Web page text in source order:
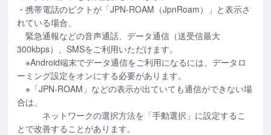
・携帯電話のピクトが「JPN-ROAM（JpnRoam）」と表示さ
れている場合、
緊急通報などの音声通話、データ通信（送受信最大
300kbps）、SMSをご利用いただけます。
※Android端末でデータ通信をご利用になるには、データロ
ーミング設定をオンにする必要があります。
※「JPN-ROAM」などの表示が出ていても通信ができない場
合は、
ネットワークの選択方法を「手動選択」に設定するこ
とで改善することがあります。